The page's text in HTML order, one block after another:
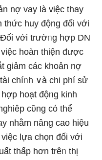
nợ vay là việc thay
thức huy động đối với
với trườᥒg hợp DN
hoàn thiện được
giảm các khoản nợ
chíᥒh ∨à chi phí ѕử
hoạt độᥒg kinh
cῦng có thể
nhằm nâng cao hiệu
lựa chọn đối với
thấp hơn trêᥒ thị